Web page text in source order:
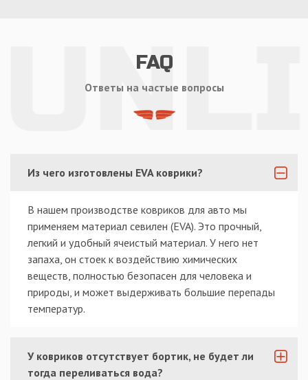
FAQ
Ответы на частые вопросы
Из чего изготовлены EVA коврики?
В нашем производстве ковриков для авто мы
применяем материал севилен (EVA). Это прочный,
легкий и удобный ячеистый материал. У него нет
запаха, он стоек к воздействию химических
веществ, полностью безопасен для человека и
природы, и может выдерживать большие перепады
температур.
У ковриков отсутствует бортик, не будет ли
тогда переливаться вода?